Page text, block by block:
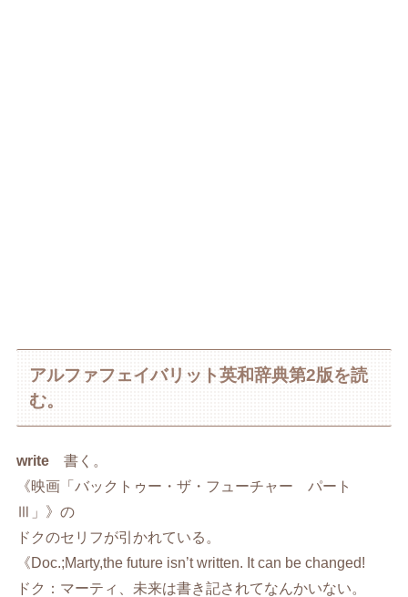
アルファフェイバリット英和辞典第2版を読
む。
write 書く。
《映画「バックトゥー・ザ・フューチャー パート
Ⅲ」》の
ドクのセリフが引かれている。
《Doc.;Marty,the future isn’t written. It can be changed!
ドク：マーティ、未来は書き記されてなんかいない。